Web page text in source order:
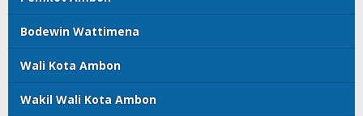
Bodewin Wattimena
Wali Kota Ambon
Wakil Wali Kota Ambon